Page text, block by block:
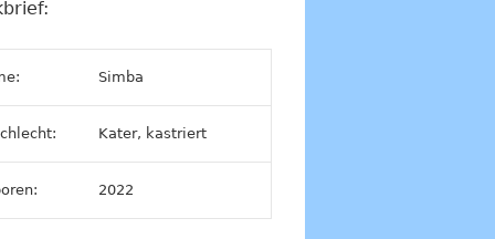
Simba
Kater, kastriert
2022